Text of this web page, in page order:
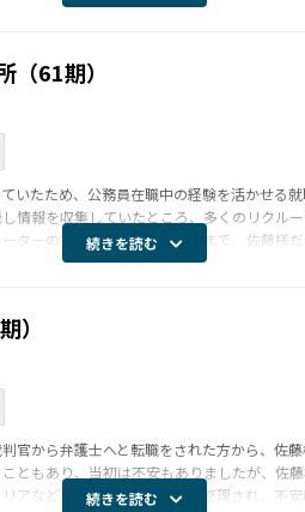
61期）
いたため、公務員在職中の経験を活かせる
情報を収集していたところ、多くのリクル
ターの方は、移籍先が決まるまで、佐藤様
続きを読む
）
官から弁護士へと転職をされた方から、佐
もあり、当初は不安もありましたが、佐藤
アなど、自分の中での考えが整理され、不
続きを読む